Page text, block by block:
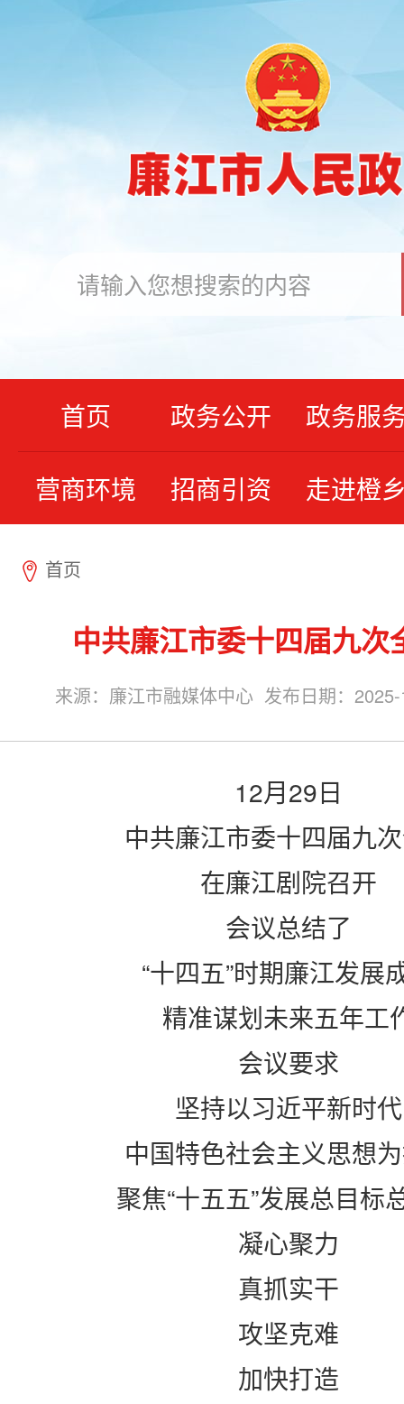
首页 政务公开 政务服
营商环境 招商引资 走进橙
7 首页
中共廉江市委十四届九次
来源：廉江市融媒体中心 发布日期：
12月29日
中共廉江市委十四届九
在廉江剧院召开
会议总结了
“十四五”时期廉江发展
精准谋划未来五年工
会议要求
坚持以习近平新时代
中国特色社会主义思想
聚焦“十五五”发展总目标
凝心聚力
真抓实干
攻坚克难
加快打造